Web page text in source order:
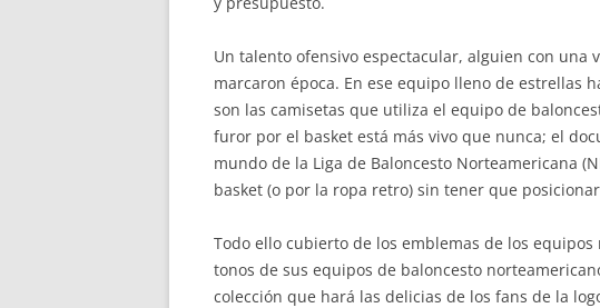
Un talento ofensivo espectacular, alguien con
marcaron época. En ese equipo lleno de estrellas
son las camisetas que utiliza el equipo de
furor por el basket está más vivo que nunca; el
mundo de la Liga de Baloncesto Norteamericana
basket (o por la ropa retro) sin tener que
Todo ello cubierto de los emblemas de los
tonos de sus equipos de baloncesto
colección que hará las delicias de los fans de la